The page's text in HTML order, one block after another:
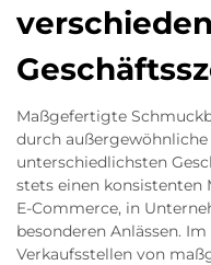
Maßgefertigte
durch
unterschiedlichsten
stets einen konsistenten
E-Commerce, in
besonderen Anlässen.
Verkaufsstellen von